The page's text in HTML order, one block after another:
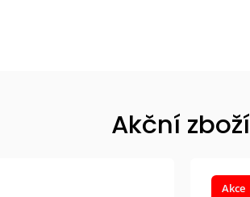
Akční zboží
Akce